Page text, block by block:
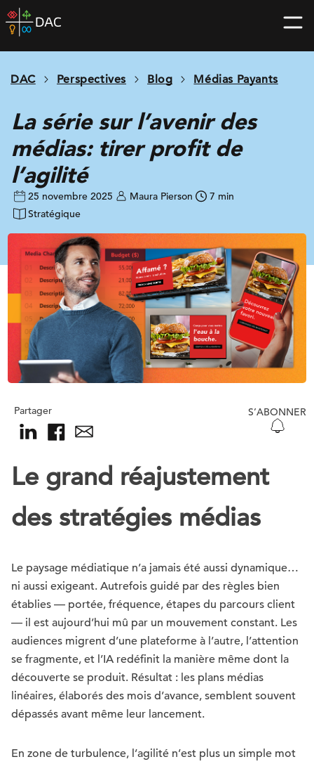
Skip
to
home
DAC Perspectives Blog Médias Payants
La série sur l’avenir des
médias: tirer profit de
l’agilité
25 novembre 2025 Maura Pierson
7 min
Stratégique
Partager S’ABONNER
Le grand réajustement
des stratégies médias
Le paysage médiatique n’a jamais été aussi dynamique…
ni aussi exigeant. Autrefois guidé par des règles bien
établies — portée, fréquence, étapes du parcours client
— il est aujourd’hui mû par un mouvement constant. Les
audiences migrent d’une plateforme à l’autre, l’attention
se fragmente, et l’IA redéfinit la manière même dont la
découverte se produit. Résultat : les plans médias
linéaires, élaborés des mois d’avance, semblent souvent
dépassés avant même leur lancement.
En zone de turbulence, l’agilité n’est plus un simple mot